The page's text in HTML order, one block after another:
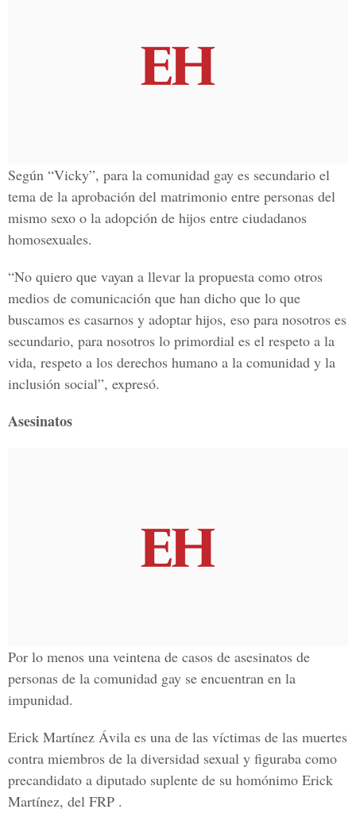
Según “Vicky”, para la comunidad gay es secundario el
tema de la aprobación del matrimonio entre personas del
mismo sexo o la adopción de hijos entre ciudadanos
homosexuales.
“No quiero que vayan a llevar la propuesta como otros
medios de comunicación que han dicho que lo que
buscamos es casarnos y adoptar hijos, eso para nosotros es
secundario, para nosotros lo primordial es el respeto a la
vida, respeto a los derechos humano a la comunidad y la
inclusión social”, expresó.
Asesinatos
Por lo menos una veintena de casos de asesinatos de
personas de la comunidad gay se encuentran en la
impunidad.
Erick Martínez Ávila es una de las víctimas de las muertes
contra miembros de la diversidad sexual y figuraba como
precandidato a diputado suplente de su homónimo Erick
Martínez, del FRP .